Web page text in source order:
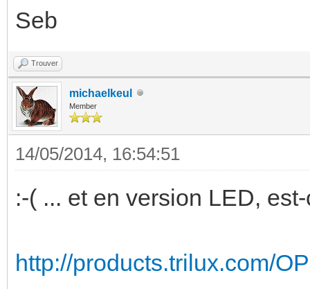
Seb
Trouver
michaelkeul
Member
14/05/2014, 16:54:51
:-( ... et en version LED,
http://products.trilux.com/